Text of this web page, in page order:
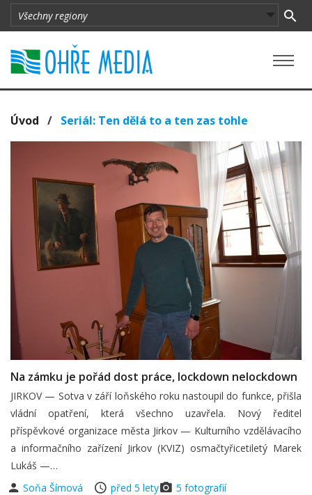
Úvod / Seriál: Ten dělá to a ten zas tohle
Na zámku je pořád dost práce, lockdown nelockdown
JIRKOV — Sotva v září loňského roku nastoupil do funkce, přišla
vládní opatření, která všechno uzavřela. Nový ředitel
příspěvkové organizace města Jirkov — Kulturního vzdělávacího
a informačního zařízení Jirkov (KVIZ) osmačtyřicetiletý Marek
Lukáš —…
Soňa Šímová
před 5 lety 5 fotografií